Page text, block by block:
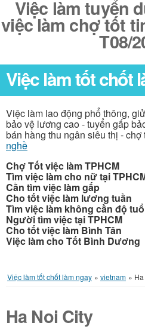
Việc làm tuyển
việc làm chợ tốt
T08/
Việc làm tốt chốt
Việc làm lao động phổ thông,
bảo vệ lương cao - tuyển gấp
bán hàng thu ngân siêu thị - chợ
nghề
Chợ Tốt việc làm TPHCM
Tìm việc làm cho nữ tại
Cần tìm việc làm gấp
Cho tốt việc làm lương tuần
Tìm việc làm không cần độ
Người tìm việc tại TPHCM
Cho tốt việc làm Bình Tân
Việc làm cho Tốt Bình Dương
Việc làm tốt chốt làm ngay » vietnam »
Ha Noi City